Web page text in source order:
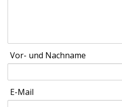
Vor- und Nachname
E-Mail